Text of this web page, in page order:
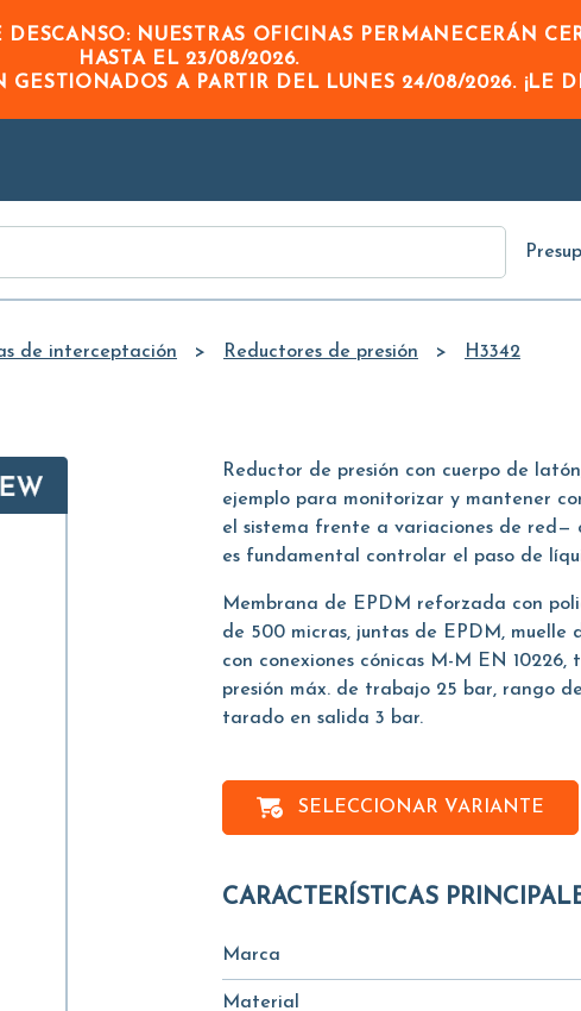
Main
Content
NUESTRAS OFICINAS PERMANECERÁN
HASTA EL 23/08/2026.
GESTIONADOS A PARTIR DEL LUNES 24/08/2026. ¡LE
de interceptación Reductores de presión H3342
Reductor de presión con cuerpo de
ejemplo para monitorizar y mantener
el sistema frente a variaciones de red—
es fundamental controlar el paso de
Membrana de EPDM reforzada con
de 500 micras, juntas de EPDM, muelle
con conexiones cónicas M-M EN
presión máx. de trabajo 25 bar, rango
tarado en salida 3 bar.
SELECCIONAR VARIANTE
CARACTERÍSTICAS
Marca
Material